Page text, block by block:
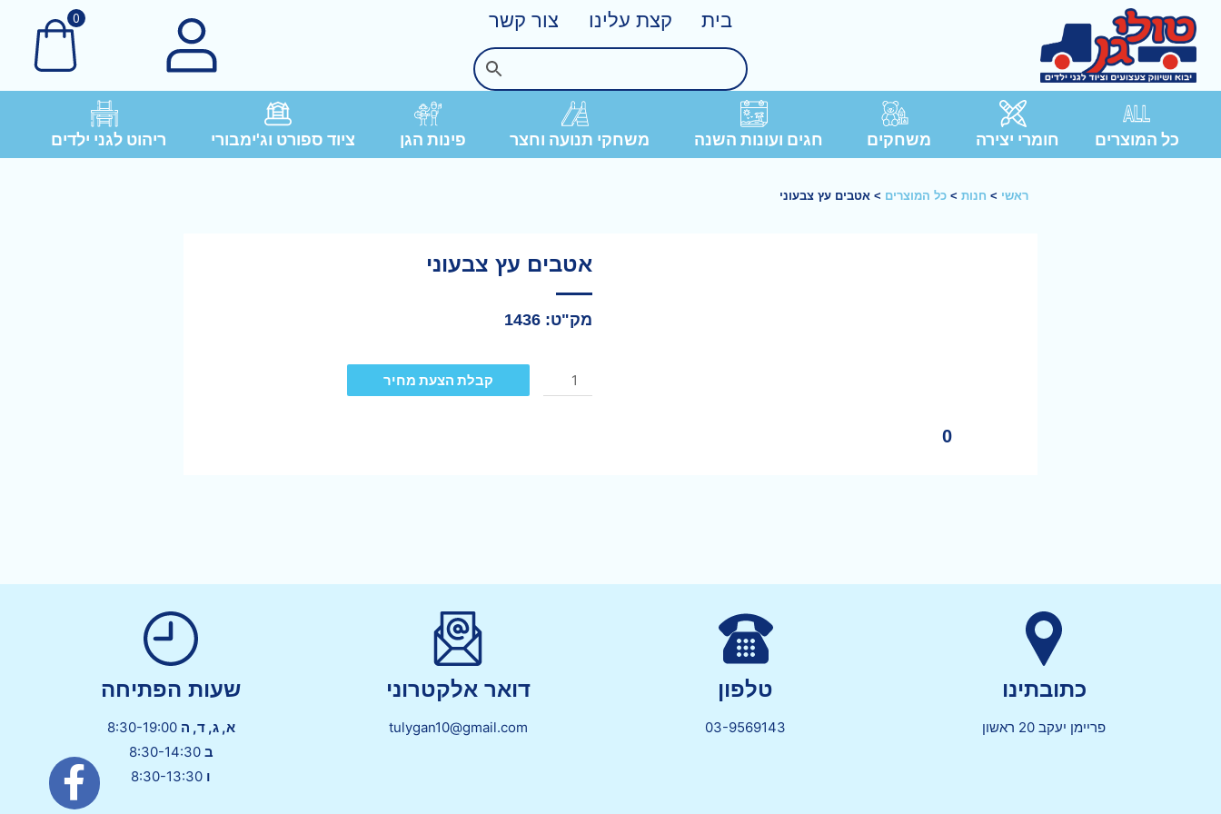
בית קצת עלינו צור קשר 0
כל המוצרים חומרי יצירה משחקים חגים ועונות השנה משחקי תנועה וחצר פינות הגן ציוד ספורט וג'ימבורי ריהוט לגני ילדים
ראשי > חנות> כל המוצרים > אטבים עץ צבעוני
אטבים עץ צבעוני
מק"ט: 1436
קבלת הצעת מחיר
0
כתובתינו
פריימן יעקב 20 ראשון
טלפון
03-9569143
דואר אלקטרוני
tulygan10@gmail.com
שעות הפתיחה
א, ג, ד, ה 8:30-19:00
ב 8:30-14:30
ו